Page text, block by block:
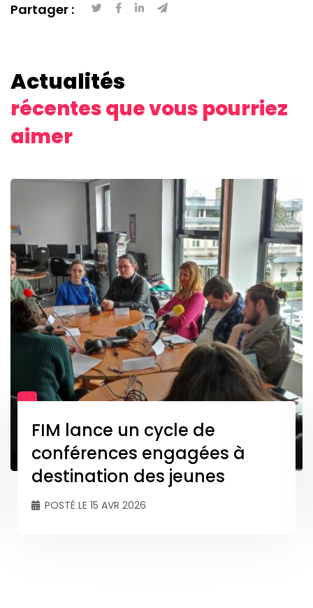
Partager :
Actualités
récentes que vous pourriez
aimer
FIM lance un cycle de
conférences engagées à
destination des jeunes
POSTÉ LE 15 AVR 2026